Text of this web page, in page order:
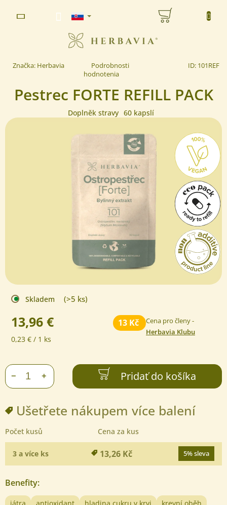
NÁKUPNÝ
ID: 101REF
Priemerné
hodnotenie
je
5,0
hviezdičiek.
Podrobnosti
hodnotenia
Značka: Herbavia
Pestrec FORTE REFILL PACK
Doplněk stravy 60 kapslí
Skladem (>5 ks)
13 Kč
Cena pro členy -
Herbavia Klubu
13,96 €
Jednotková
0,23 € / 1 ks
+
− Pridať do košíka
Ušetřete nákupem více balení
Počet kusů Cena za kus
3 a více ks 13,26 Kč 5% sleva
Benefity:
játra antioxidant hladina cukru v krvi
krevní oběh
www.herbavia.cz - Chat